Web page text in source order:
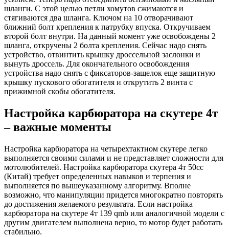
шланги. С этой целью петли хомутов сжимаются и
стягиваются два шланга. Ключом на 10 отворачивают
ближний болт крепления к патрубку впуска. Откручиваем
второй болт внутри. На данный момент уже освобождены 2
шланга, откручены 2 болта крепления. Сейчас надо снять
устройство, отвинтить крышку дроссельной заслонки и
вынуть дроссель. Для окончательного освобождения
устройства надо снять с фиксаторов-защелок еще защитную
крышку пускового обогатителя и открутить 2 винта с
прижимной скобы обогатителя.
Настройка карбюратора на скутере 4т
– важные моменты
Настройка карбюратора на четырехтактном скутере легко
выполняется своими силами и не представляет сложности для
мотолюбителей. Настройка карбюратора скутера 4т 50сс
(Китай) требует определенных навыков и терпения и
выполняется по вышеуказанному алгоритму. Вполне
возможно, что манипуляции придется многократно повторять
до достижения желаемого результата. Если настройка
карбюратора на скутере 4т 139 qmb или аналогичной модели с
другим двигателем выполнена верно, то мотор будет работать
стабильно.